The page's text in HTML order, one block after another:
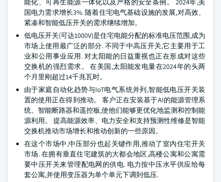
能化、可再生能源一体化以及严格的安全条例。 2024年,美
国电力需求增长3%. 随着住宅电气基础设施的发展,对高效、
紧凑和智能低压开关的需求继续增加。
低电压开关(可达1000V)是住宅电能分配的标准电压范围,成为
市场上使用最广泛的部分. 不同于中高压开关,它主要用于工
业和公用事业应用. 对太阳能的日益重视也正在形成对这些
交换机的强烈需求。 在美国,太阳能发电量在2024年的头两
个月里刚超过14千兆瓦时。
由于家庭自动化趋势与IoT电气系统并列,智能低电压开关装
置的使用正在得到推动。 客户正在安装基于AI的能源管理系
统、智能断路器和遥控板,使他们能够更优化地监测和控制能
源利用。 提高能源效率、电力安全和支持预测性维修是智能
交换机推动市场增长和推动创新的一些原因。
在这个市场中,中压部分也起关键作用,推动了室内住宅开关
市场. 在拥有垂直住宅建筑的大都会地区,高楼公寓和公寓需
要中压开关来管理配电网的供电. 电力按中压水平供应给每
套公寓,并使用变压器为单个单元下调到低压.